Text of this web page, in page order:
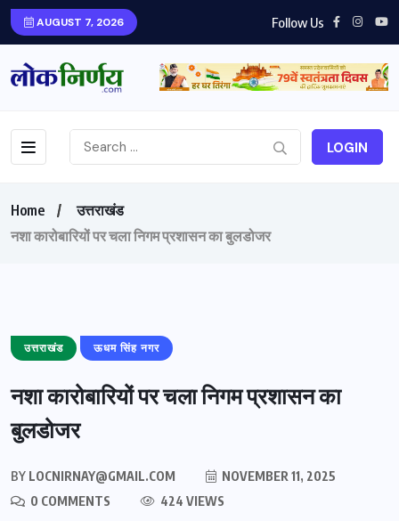
AUGUST 7, 2026 Follow Us
LOGIN
Home
उत्तराखंड
नशा कारोबारियों पर चला निगम प्रशासन का बुलडोजर
उत्तराखंड ऊधम सिंह नगर
नशा कारोबारियों पर चला निगम प्रशासन का
बुलडोजर
BY LOCNIRNAY@GMAIL.COM
NOVEMBER 11, 2025
0 COMMENTS
424 VIEWS